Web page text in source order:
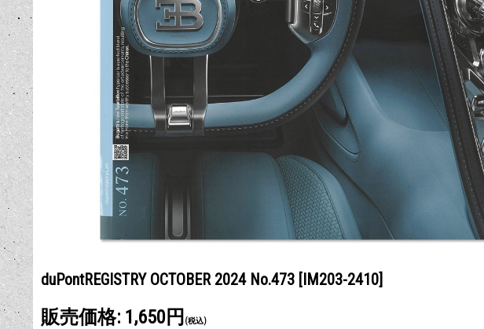
duPontREGISTRY OCTOBER 2024 No.473 [IM203-2410]
販売価格: 1,650円 (税込)